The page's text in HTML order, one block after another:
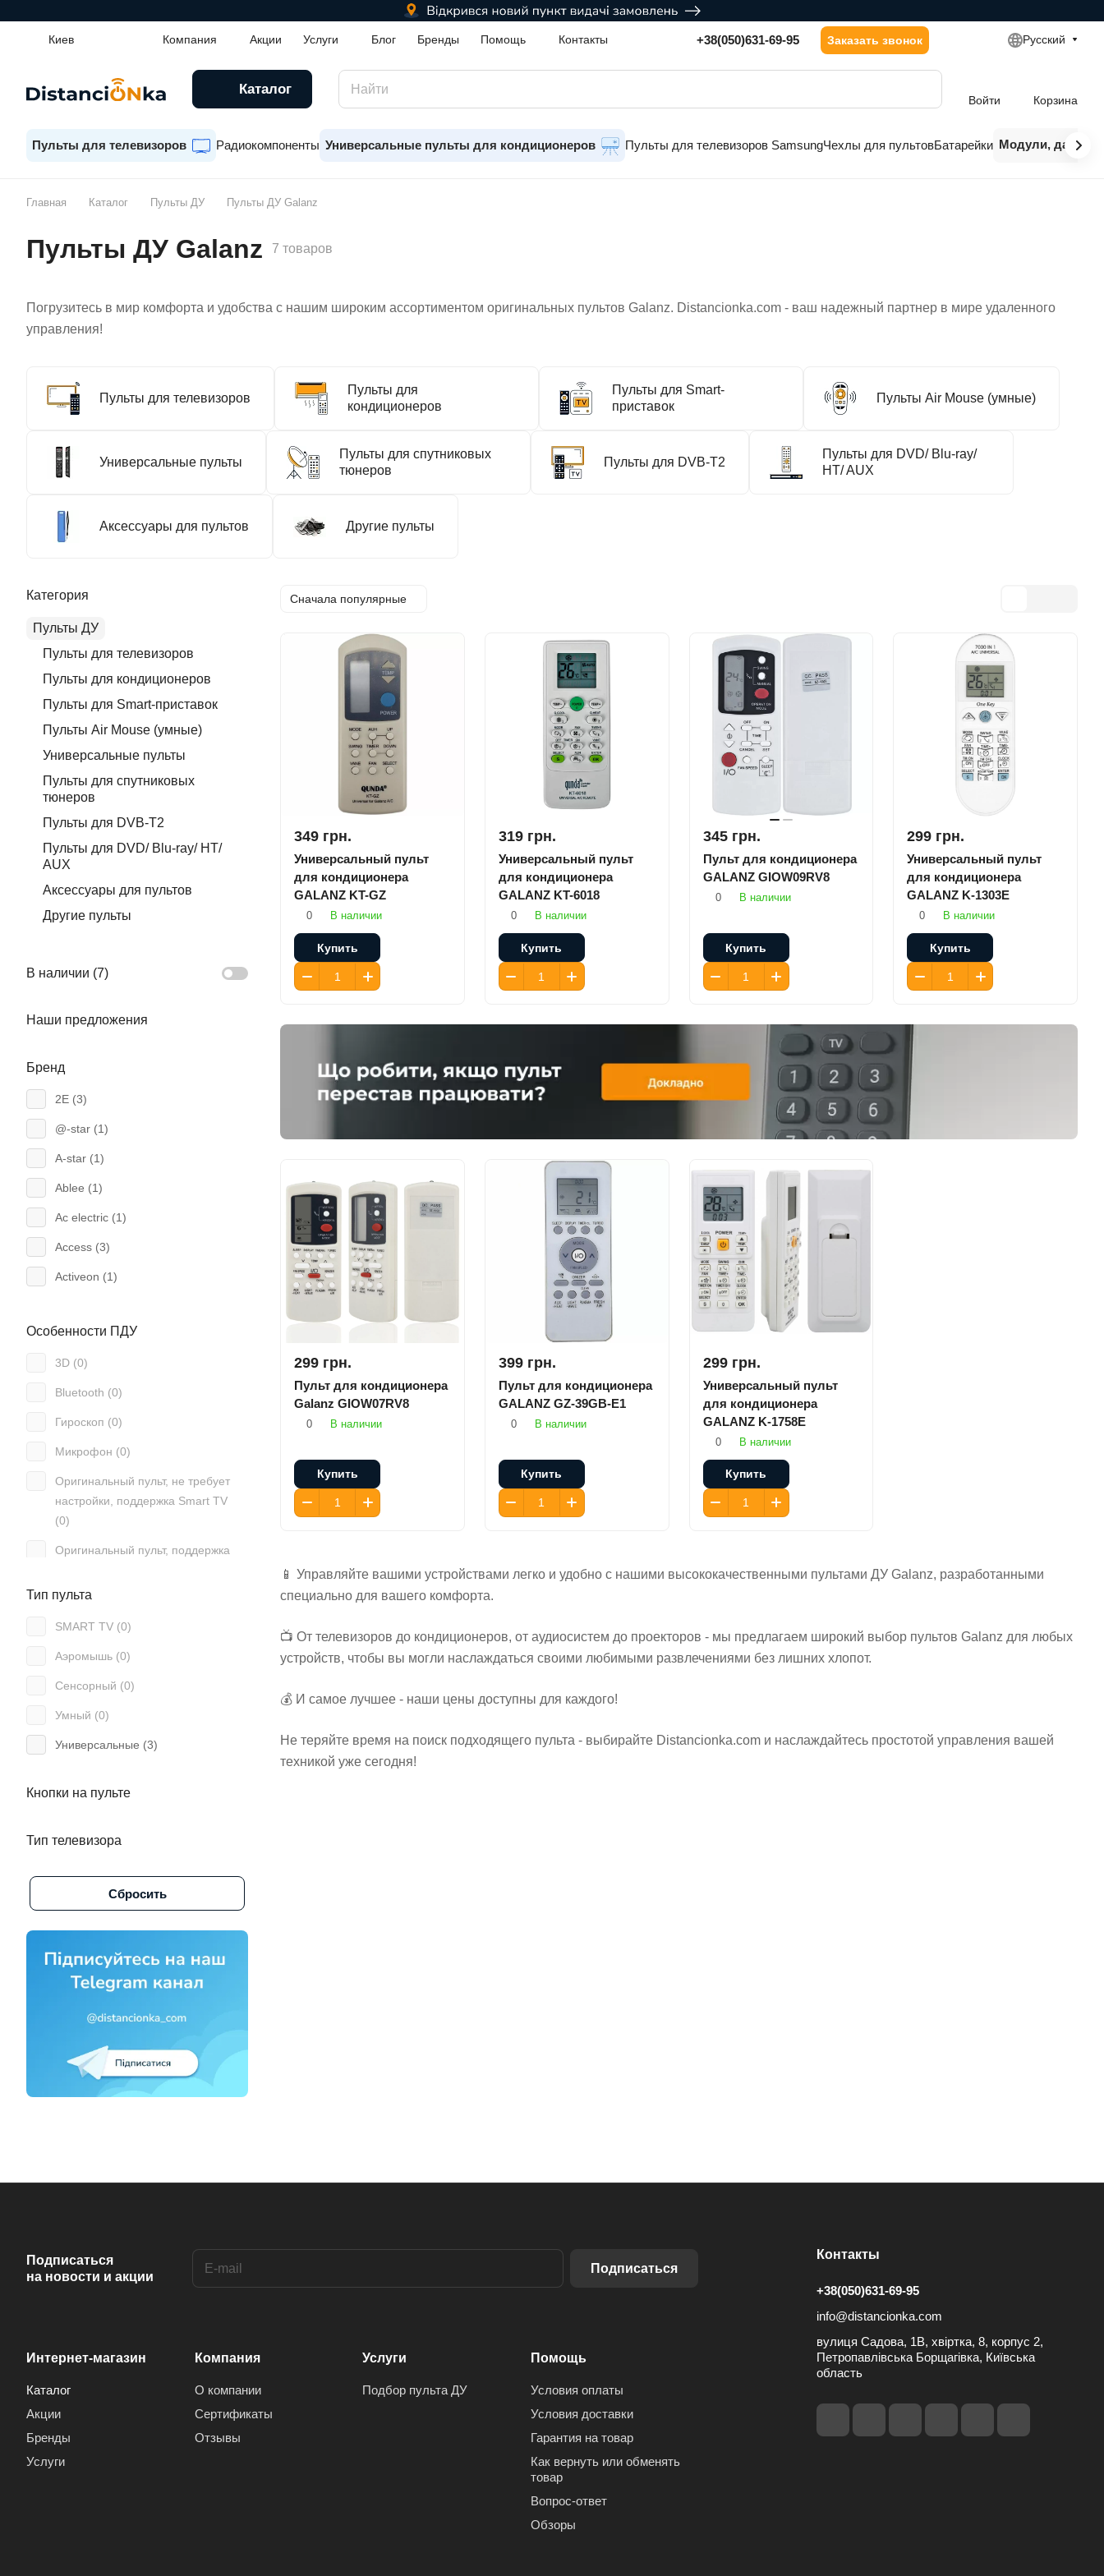
Киев Компания Акции Услуги Блог Бренды Помощь Контакты +38(050)631-69-95 Заказать звонок Русский
Каталог
Войти Корзина
Пульты для телевизоров Радиокомпоненты Универсальные пульты для кондиционеров Пульты для телевизоров SamsungЧехлы для пультовБатарейки Модули,
Главная Каталог Пульты ДУ Пульты ДУ Galanz
Пульты ДУ Galanz 7 товаров
Погрузитесь в мир комфорта и удобства с нашим широким ассортиментом оригинальных пультов Galanz. Distancionka.com - ваш надежный партнер в мире удаленного
управления!
Пульты для телевизоров
Пульты для
кондиционеров
Пульты для Smart-
приставок
Пульты Air Mouse (умные)
Универсальные пульты
Пульты для спутниковых
тюнеров
Пульты для DVB-T2
Пульты для DVD/ Blu-ray/
HT/ AUX
Аксессуары для пультов Другие пульты
Сначала популярные
349 грн.
Универсальный пульт
для кондиционера
GALANZ KT-GZ
0 В наличии
Купить
319 грн.
Универсальный пульт
для кондиционера
GALANZ KT-6018
0 В наличии
Купить
345 грн.
Пульт для кондиционера
GALANZ GIOW09RV8
0 В наличии
Купить
299 грн.
Универсальный пульт
для кондиционера
GALANZ K-1303E
0 В наличии
Купить
299 грн.
Пульт для кондиционера
Galanz GIOW07RV8
0 В наличии
Купить
399 грн.
Пульт для кондиционера
GALANZ GZ-39GB-E1
0 В наличии
Купить
299 грн.
Универсальный пульт
для кондиционера
GALANZ K-1758E
0 В наличии
Купить
📱 Управляйте вашими устройствами легко и удобно с нашими высококачественными пультами ДУ Galanz, разработанными
специально для вашего комфорта.
📺 От телевизоров до кондиционеров, от аудиосистем до проекторов - мы предлагаем широкий выбор пультов Galanz для любых
устройств, чтобы вы могли наслаждаться своими любимыми развлечениями без лишних хлопот.
💰 И самое лучшее - наши цены доступны для каждого!
Не теряйте время на поиск подходящего пульта - выбирайте Distancionka.com и наслаждайтесь простотой управления вашей
техникой уже сегодня!
Категория
Пульты ДУ
Пульты для телевизоров
Пульты для кондиционеров
Пульты для Smart-приставок
Пульты Air Mouse (умные)
Универсальные пульты
Пульты для спутниковых
тюнеров
Пульты для DVB-T2
Пульты для DVD/ Blu-ray/ HT/
AUX
Аксессуары для пультов
Другие пульты
В наличии (7)
Наши предложения
Бренд
2E (3)
@-star (1)
A-star (1)
Ablee (1)
Ac electric (1)
Access (3)
Activeon (1)
Aeg (5)
Ag (1)
Air mouse (18
Airwell (3)
Aiwa (19)
Akai (67)
Alfa (3)
Allsky ( )
Allview (2)
Alma (1)
Almacom (
Alpari (10)
Alpin (3)
Amcol (6)
AMCV (2)
Amiko (3)
1)
Amino (1)
Aoc (3)
Arrox (
Особенности ПДУ
3D (0)
Bluetooth (0)
Гироскоп (0)
Микрофон (0)
Оригинальный пульт, не требует
настройки, поддержка Smart TV
(0)
Оригинальный пульт, поддержка
(0)
Тип пульта
SMART TV (0)
Аэромышь (0)
Сенсорный (0)
Умный (0)
Универсальные (3)
Кнопки на пульте
Тип телевизора
Сбросить
Подписаться
на новости и акции
Подписаться
Интернет-магазин
Каталог
Акции
Бренды
Услуги
Компания
О компании
Сертификаты
Отзывы
Услуги
Подбор пульта ДУ
Помощь
Условия оплаты
Условия доставки
Гарантия на товар
Как вернуть или обменять
товар
Вопрос-ответ
Обзоры
Контакты
+38(050)631-69-95
info@distancionka.com
вулиця Садова, 1В, хвіртка, 8, корпус 2,
Петропавлівська Борщагівка, Київська
область